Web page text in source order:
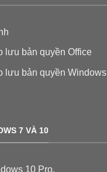
lưu bản quyền Office
lưu bản quyền Windows
7 VÀ 10
10 Pro.